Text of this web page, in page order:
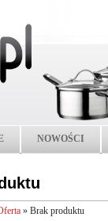
NOWOŚCI
» Brak produktu